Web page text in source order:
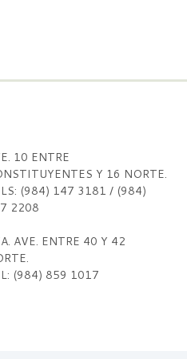
10 ENTRE
Y 16 NORTE.
(984) 147 3181 / (984)
2208
AVE. ENTRE 40 Y 42
(984) 859 1017